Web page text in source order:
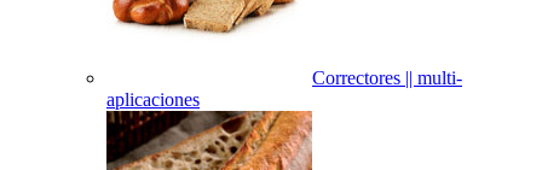
Correctores || multi-
aplicaciones